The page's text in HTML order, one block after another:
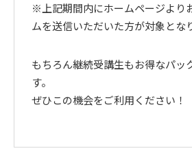
※上記期間内にホームページより
ムを送信いただいた方が対象とな
もちろん継続受講生もお得なパッ
す。
ぜひこの機会をご利用ください！